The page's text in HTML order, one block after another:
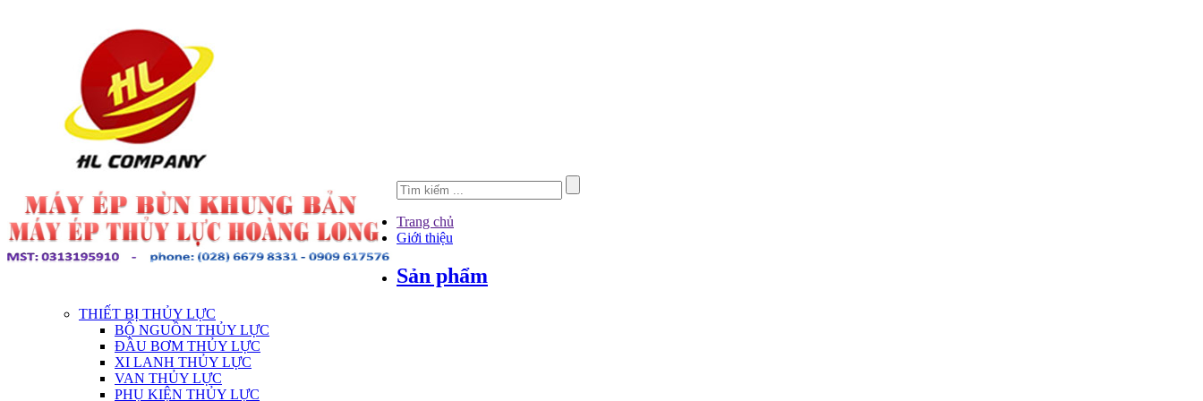
Trang chủ
Giới thiệu
Sản phẩm
THIẾT BỊ THỦY LỰC
BỘ NGUỒN THỦY LỰC
ĐẦU BƠM THỦY LỰC
XI LANH THỦY LỰC
VAN THỦY LỰC
PHỤ KIỆN THỦY LỰC